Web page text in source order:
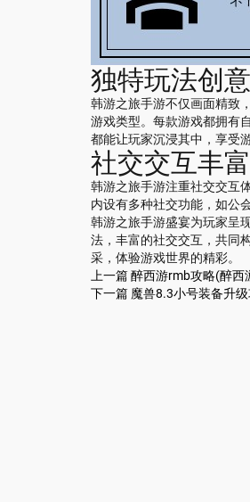
独特玩法创
韩游之旅手游不仅画面精致
游戏类型。每款游戏都拥有
都能让玩家沉浸其中，享受
社交交互丰
韩游之旅手游注重社交交互
内设有多种社交功能，如公
韩游之旅手游盛宴为玩家呈
法，丰富的社交交互，共同
采，体验游戏世界的精彩。
上一篇醉西游rmb攻略(醉西
下一篇 魔兽8.3小号装备升